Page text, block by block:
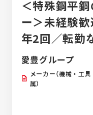
＜特殊鋼平
ー＞未経験
年2回／転勤
創業80年以
愛豊グループ
メーカー（機械・工
属）